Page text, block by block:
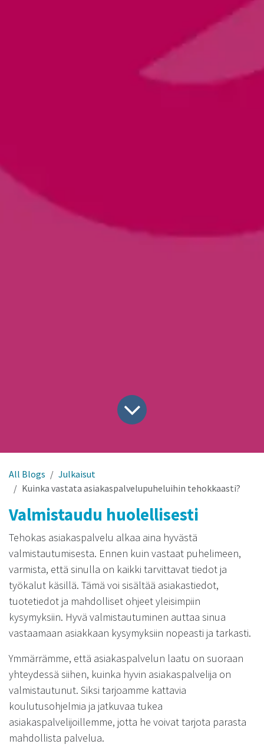
All Blogs
Julkaisut
Kuinka vastata asiakaspalvelupuheluihin tehokkaasti?
Valmistaudu huolellisesti
Tehokas asiakaspalvelu alkaa aina hyvästä
valmistautumisesta. Ennen kuin vastaat puhelimeen,
varmista, että sinulla on kaikki tarvittavat tiedot ja
työkalut käsillä. Tämä voi sisältää asiakastiedot,
tuotetiedot ja mahdolliset ohjeet yleisimpiin
kysymyksiin. Hyvä valmistautuminen auttaa sinua
vastaamaan asiakkaan kysymyksiin nopeasti ja tarkasti.
Ymmärrämme, että asiakaspalvelun laatu on suoraan
yhteydessä siihen, kuinka hyvin asiakaspalvelija on
valmistautunut. Siksi tarjoamme kattavia
koulutusohjelmia ja jatkuvaa tukea
asiakaspalvelijoillemme, jotta he voivat tarjota parasta
mahdollista palvelua.